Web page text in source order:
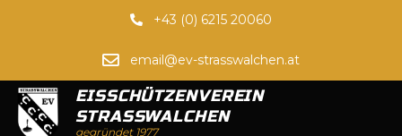
+43 (0) 6215 20060
email@ev-strasswalchen.at
EISSCHÜTZENVEREIN
STRASSWALCHEN
gegründet 1977